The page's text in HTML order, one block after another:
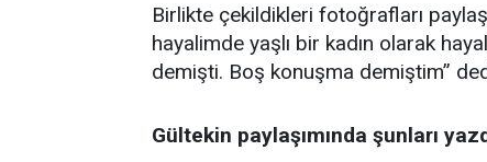
Birlikte çekildikleri fotoğrafları
hayalimde yaşlı bir kadın olarak
demişti. Boş konuşma demiştim”
Gültekin paylaşımında şunları